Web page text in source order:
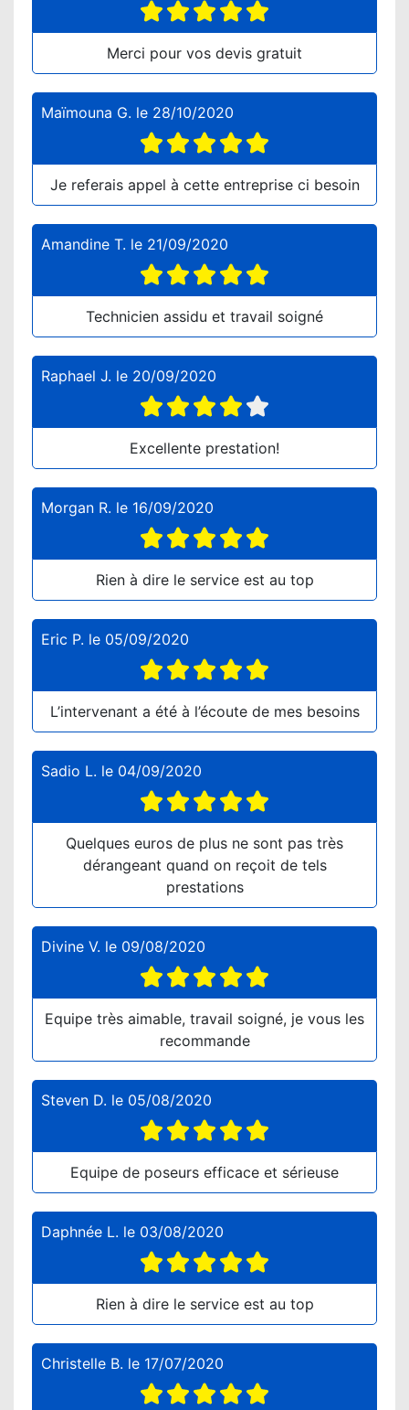
Merci pour vos devis gratuit
Maïmouna G. le 28/10/2020
Je referais appel à cette entreprise ci besoin
Amandine T. le 21/09/2020
Technicien assidu et travail soigné
Raphael J. le 20/09/2020
Excellente prestation!
Morgan R. le 16/09/2020
Rien à dire le service est au top
Eric P. le 05/09/2020
L’intervenant a été à l’écoute de mes besoins
Sadio L. le 04/09/2020
Quelques euros de plus ne sont pas très
dérangeant quand on reçoit de tels
prestations
Divine V. le 09/08/2020
Equipe très aimable, travail soigné, je vous les
recommande
Steven D. le 05/08/2020
Equipe de poseurs efficace et sérieuse
Daphnée L. le 03/08/2020
Rien à dire le service est au top
Christelle B. le 17/07/2020